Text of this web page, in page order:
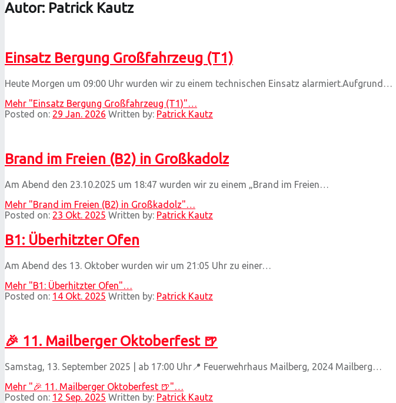
Autor: Patrick Kautz
Einsatz Bergung Großfahrzeug (T1)
Heute Morgen um 09:00 Uhr wurden wir zu einem technischen Einsatz alarmiert.Aufgrund…
Mehr "Einsatz Bergung Großfahrzeug (T1)"…
Posted on: 29 Jan. 2026 Written by: Patrick Kautz
Brand im Freien (B2) in Großkadolz
Am Abend den 23.10.2025 um 18:47 wurden wir zu einem „Brand im Freien…
Mehr "Brand im Freien (B2) in Großkadolz"…
Posted on: 23 Okt. 2025 Written by: Patrick Kautz
B1: Überhitzter Ofen
Am Abend des 13. Oktober wurden wir um 21:05 Uhr zu einer…
Mehr "B1: Überhitzter Ofen"…
Posted on: 14 Okt. 2025 Written by: Patrick Kautz
🎉 11. Mailberger Oktoberfest 🍺
Samstag, 13. September 2025 | ab 17:00 Uhr📍 Feuerwehrhaus Mailberg, 2024 Mailberg…
Mehr "🎉 11. Mailberger Oktoberfest 🍺"…
Posted on: 12 Sep. 2025 Written by: Patrick Kautz